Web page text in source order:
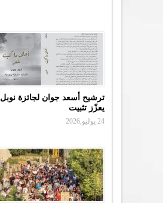
ترشيح أسعد جوان لجائزة نوبل
يعزّز تثبيت
24 يوليو,2026